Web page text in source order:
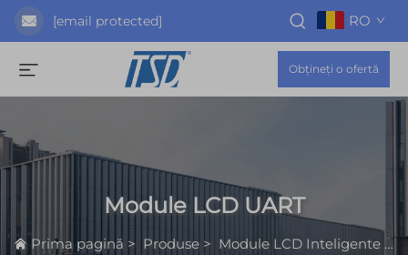
[email protected] RO
Obțineți o ofertă
Module LCD UART
Prima pagină > Produse > Module LCD Inteligente